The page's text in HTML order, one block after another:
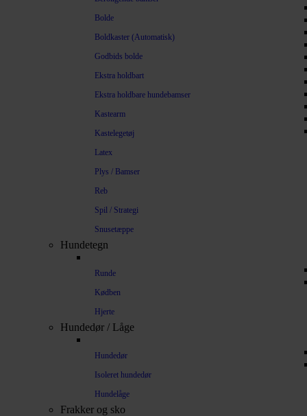
Bolde
Boldkaster (Automatisk)
Godbids bolde
Ekstra holdbart
Ekstra holdbare hundebamser
Kastearm
Kastelegetøj
Latex
Plys / Bamser
Reb
Spil / Strategi
Snusetæppe
Hundetegn
Runde
Kødben
Hjerte
Hundedør / Låge
Hundedør
Isoleret hundedør
Hundelåge
Frakker og sko